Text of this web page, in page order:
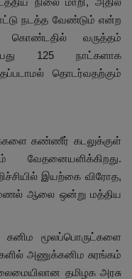
நடத்த வேண்டும் என்ற
கொண்டதில் வருத்தம்
125 நாட்களாக
தொடர்வதற்கும்
கண்ணீர் கடலுக்குள்
வேதனையளிக்கிறது.
இயற்கை விரோத,
ஆலை ஒன்று மத்திய
மூலப்பொருட்களை
அணுக்கனிம சுரங்கம்
தமிழக அரசு